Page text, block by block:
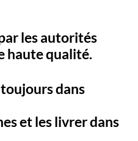
les autorités
haute qualité.
dans
et les livrer dans